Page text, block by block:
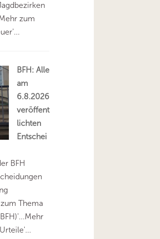
zum
BFH: Alle
am
6.8.2026
veröffent
lichten
Entschei
BFH
Thema